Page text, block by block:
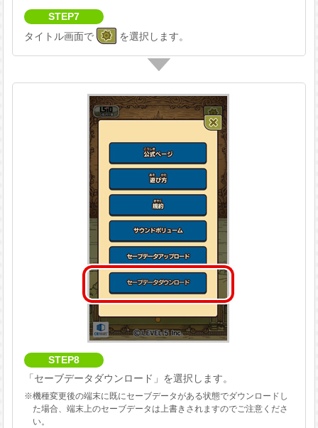
STEP7
タイトル画面で
を選択します。
STEP8
「セーブデータダウンロード」を選択します。
※機種変更後の端末に既にセーブデータがある状態でダウンロードし
た場合、端末上のセーブデータは上書きされますのでご注意くださ
い。